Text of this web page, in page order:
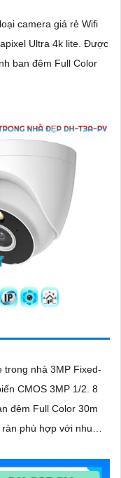
camera giá rẻ Wifi
Ultra 4k lite. Được
ban đêm Full Color
trong nhà 3MP Fixed-
CMOS 3MP 1/2. 8
đêm Full Color 30m
phù hợp với nhu